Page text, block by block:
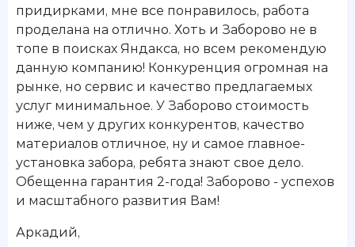
придирками, мне все понравилось, работа
проделана на отлично. Хоть и Заборово не в
топе в поисках Яндакса, но всем рекомендую
данную компанию! Конкуренция огромная на
рынке, но сервис и качество предлагаемых
услуг минимальное. У Заборово стоимость
ниже, чем у других конкурентов, качество
материалов отличное, ну и самое главное-
установка забора, ребята знают свое дело.
Обещенна гарантия 2-года! Заборово - успехов
и масштабного развития Вам!
Аркадий,